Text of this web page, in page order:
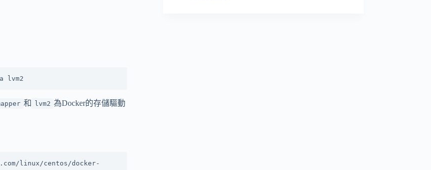
和 lvm2 為Docker的存儲驅動
linux/centos/docker-